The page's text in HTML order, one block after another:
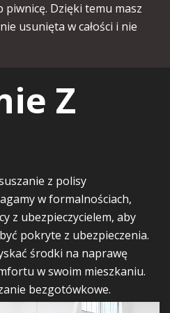
Dzięki temu masz
usunięta w całości i nie
Z
z polisy
w formalnościach,
z ubezpieczycielem, aby
pokryte z ubezpieczenia.
środki na naprawę
w swoim mieszkaniu.
bezgotówkowe.